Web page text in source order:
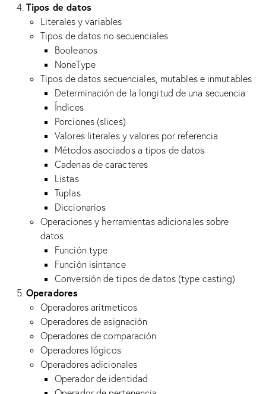
Tipos de datos
Literales y variables
Tipos de datos no secuenciales
Booleanos
NoneType
Tipos de datos secuenciales, mutables e inmutables
Determinación de la longitud de una secuencia
Índices
Porciones (slices)
Valores literales y valores por referencia
Métodos asociados a tipos de datos
Cadenas de caracteres
Listas
Tuplas
Diccionarios
Operaciones y herramientas adicionales sobre
datos
Función type
Función isintance
Conversión de tipos de datos (type casting)
Operadores
Operadores aritmeticos
Operadores de asignación
Operadores de comparación
Operadores lógicos
Operadores adicionales
Operador de identidad